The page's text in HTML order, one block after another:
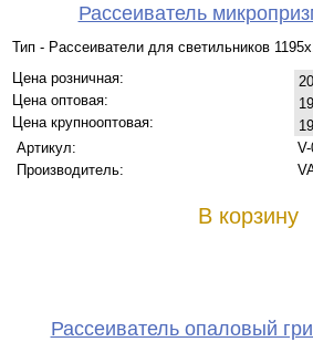
Рассеиватель
Тип - Рассеиватели для светильников
Цена розничная:
Цена оптовая:
Цена крупнооптовая:
Артикул:
Производитель:
В корзину
Рассеиватель опаловый